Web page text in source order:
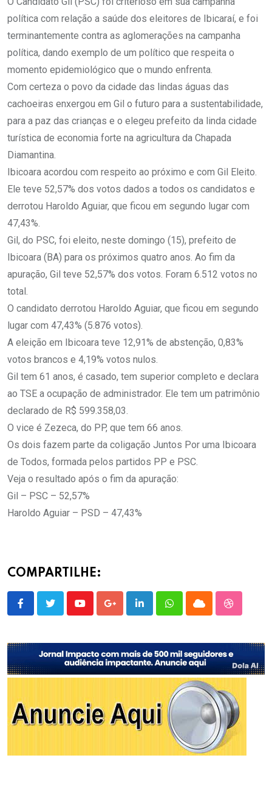
política com relação a saúde dos eleitores de Ibicaraí, e foi
terminantemente contra as aglomerações na campanha
política, dando exemplo de um político que respeita o
momento epidemiológico que o mundo enfrenta.
Com certeza o povo da cidade das lindas águas das
cachoeiras enxergou em Gil o futuro para a sustentabilidade,
para a paz das crianças e o elegeu prefeito da linda cidade
turística de economia forte na agricultura da Chapada
Diamantina.
Ibicoara acordou com respeito ao próximo e com Gil Eleito.
Ele teve 52,57% dos votos dados a todos os candidatos e
derrotou Haroldo Aguiar, que ficou em segundo lugar com
47,43%.
Gil, do PSC, foi eleito, neste domingo (15), prefeito de
Ibicoara (BA) para os próximos quatro anos. Ao fim da
apuração, Gil teve 52,57% dos votos. Foram 6.512 votos no
total.
O candidato derrotou Haroldo Aguiar, que ficou em segundo
lugar com 47,43% (5.876 votos).
A eleição em Ibicoara teve 12,91% de abstenção, 0,83%
votos brancos e 4,19% votos nulos.
Gil tem 61 anos, é casado, tem superior completo e declara
ao TSE a ocupação de administrador. Ele tem um patrimônio
declarado de R$ 599.358,03.
O vice é Zezeca, do PP, que tem 66 anos.
Os dois fazem parte da coligação Juntos Por uma Ibicoara
de Todos, formada pelos partidos PP e PSC.
Veja o resultado após o fim da apuração:
Gil – PSC – 52,57%
Haroldo Aguiar – PSD – 47,43%
COMPARTILHE:
YoutubeGoogle+LinkedInWhatsappCloud